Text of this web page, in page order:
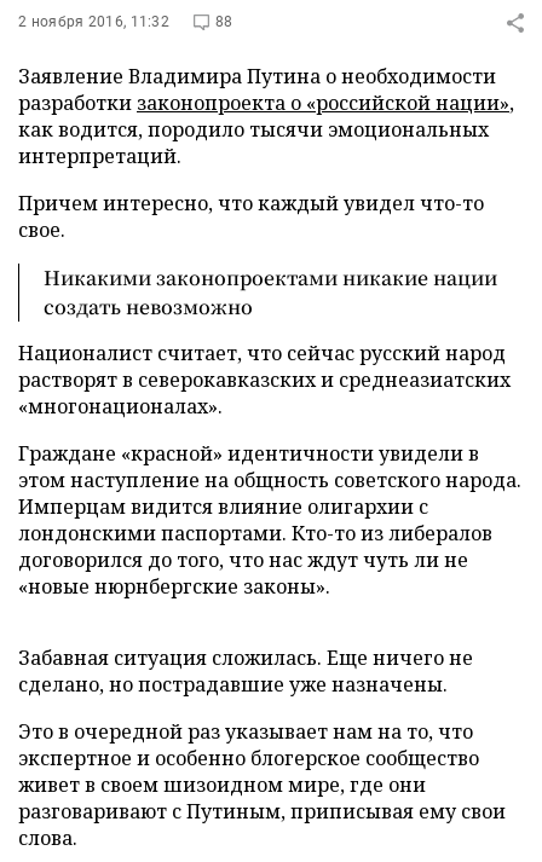
2 ноября 2016, 11:32 88
Заявление Владимира Путина о необходимости
разработки законопроекта о «российской нации»,
как водится, породило тысячи эмоциональных
интерпретаций.
Причем интересно, что каждый увидел что-то
свое.
Никакими законопроектами никакие нации
создать невозможно
Националист считает, что сейчас русский народ
растворят в северокавказских и среднеазиатских
«многонационалах».
Граждане «красной» идентичности увидели в
этом наступление на общность советского народа.
Имперцам видится влияние олигархии с
лондонскими паспортами. Кто-то из либералов
договорился до того, что нас ждут чуть ли не
«новые нюрнбергские законы».
Забавная ситуация сложилась. Еще ничего не
сделано, но пострадавшие уже назначены.
Это в очередной раз указывает нам на то, что
экспертное и особенно блогерское сообщество
живет в своем шизоидном мире, где они
разговаривают с Путиным, приписывая ему свои
слова.